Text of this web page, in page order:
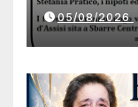
05/08/2026